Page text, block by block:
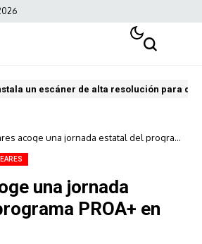
un escáner de alta resolución para
acoge una jornada estatal del programa
una jornada
PROA+ en